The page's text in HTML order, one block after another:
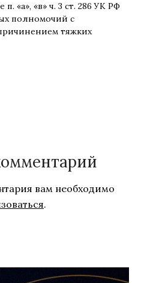
«а», «в» ч. 3 ст. 286 УК РФ
полномочий с
тяжких
вам необходимо
.